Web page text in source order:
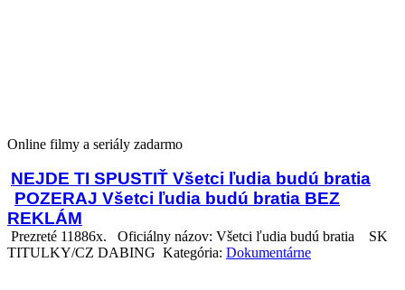
Online filmy a seriály zadarmo
NEJDE TI SPUSTIŤ Všetci ľudia budú bratia
POZERAJ Všetci ľudia budú bratia BEZ
REKLÁM
Prezreté 11886x. Oficiálny názov: Všetci ľudia budú bratia
SK
TITULKY/CZ DABING Kategória: Dokumentárne